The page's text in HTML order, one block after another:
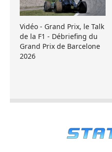
Vidéo - Grand Prix, le Talk
de la F1 - Débriefing du
Grand Prix de Barcelone
2026